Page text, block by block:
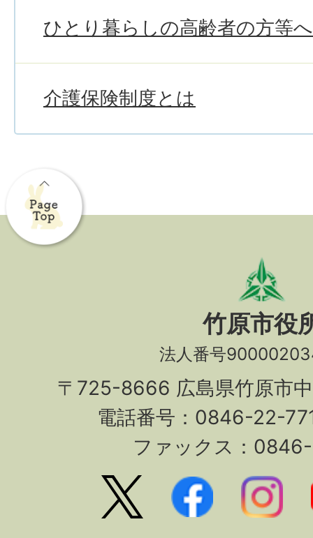
ひとり暮らしの高齢者の方等
介護保険制度とは
竹原市役
法人番号
〒725-8666 広島県竹原市
電話番号：0846-22-
ファックス：